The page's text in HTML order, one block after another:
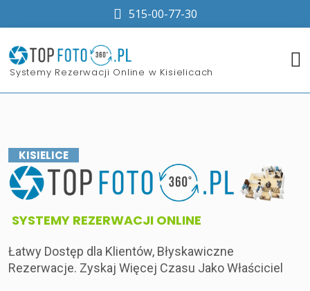
515-00-77-30
​Systemy Rezerwacji Online w Kisielicach
KISIELICE
​SYSTEMY REZERWACJI ONLINE
Łatwy Dostęp dla Klientów, Błyskawiczne
Rezerwacje. Zyskaj Więcej Czasu Jako Właściciel